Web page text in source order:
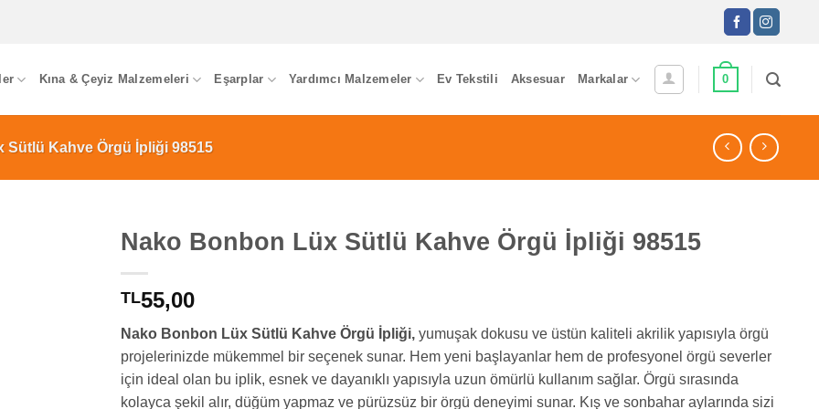
Kına & Çeyiz Malzemeleri Eşarplar Yardımcı Malzemeler Ev Tekstili Aksesuar Markalar 0
Sütlü Kahve Örgü İpliği 98515
Nako Bonbon Lüx Sütlü Kahve Örgü İpliği 98515
TL55,00
Nako Bonbon Lüx Sütlü Kahve Örgü İpliği,yumuşak dokusu ve üstün kaliteli akrilik yapısıyla örgü
projelerinizde mükemmel bir seçenek sunar. Hem yeni başlayanlar hem de profesyonel örgü severler
için ideal olan bu iplik, esnek ve dayanıklı yapısıyla uzun ömürlü kullanım sağlar. Örgü sırasında
kolayca şekil alır, düğüm yapmaz ve pürüzsüz bir örgü deneyimi sunar. Kış ve sonbahar aylarında sizi